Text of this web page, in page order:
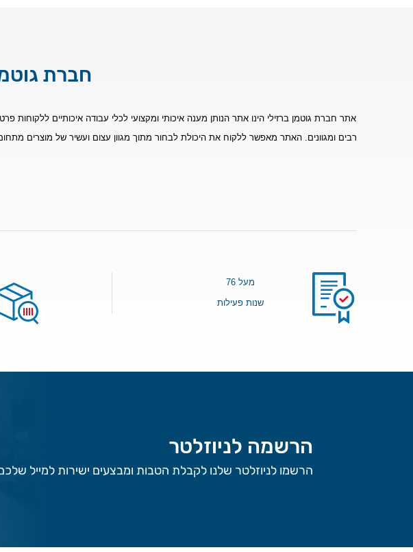
חברת גוטמן
אתר חברת גוטמן ברזילי הינו אתר הנותן מענה איכותי ומקצועי לכלי עבודה איכותיים ללקוחות
רבים ומגוונים. האתר מאפשר ללקוח את היכולת לבחור מתוך מגוון עצום ועשיר של מוצרים
מעל 76
שנות פעילות
הרשמה לניוזלטר
הרשמו לניוזלטר שלנו לקבלת הטבות ומבצעים ישירות למייל